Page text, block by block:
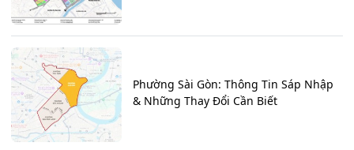
Phường Sài Gòn: Thông Tin Sáp Nhập
& Những Thay Đổi Cần Biết